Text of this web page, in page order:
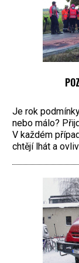
Je rok
nebo málo?
V každém
chtějí lhát a